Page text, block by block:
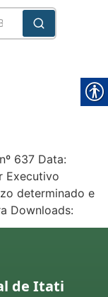
637 Data:
Executivo
determinado e
Downloads:
de Itati